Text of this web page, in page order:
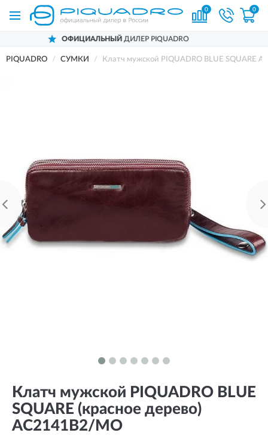
0 0
ОФИЦИАЛЬНЫЙДИЛЕР PIQUADRO
PIQUADRO СУМКИ Клатч мужской PIQUADRO BLUE SQUARE
Клатч мужской PIQUADRO BLUE
SQUARE (красное дерево)
AC2141B2/MO